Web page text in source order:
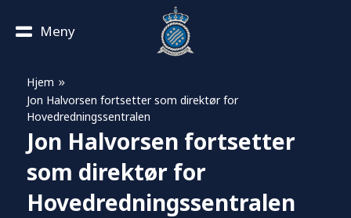
Meny
Hjem »
Jon Halvorsen fortsetter som direktør for
Hovedredningssentralen
Jon Halvorsen fortsetter
som direktør for
Hovedredningssentralen